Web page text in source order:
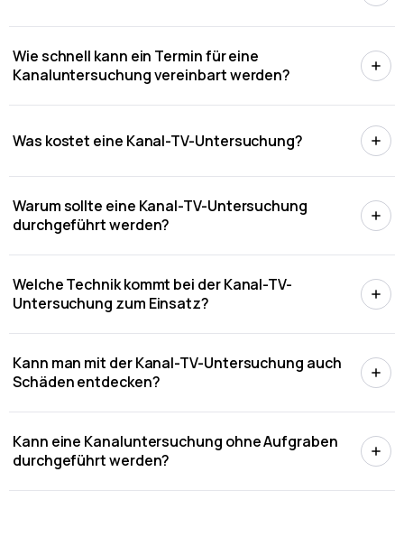
Wie schnell kann ein Termin für eine
Kanaluntersuchung vereinbart werden?
Was kostet eine Kanal-TV-Untersuchung?
Warum sollte eine Kanal-TV-Untersuchung
durchgeführt werden?
Welche Technik kommt bei der Kanal-TV-
Untersuchung zum Einsatz?
Kann man mit der Kanal-TV-Untersuchung auch
Schäden entdecken?
Kann eine Kanaluntersuchung ohne Aufgraben
durchgeführt werden?